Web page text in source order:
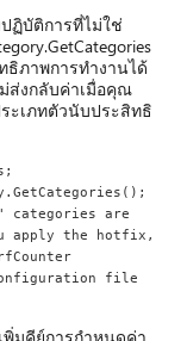
ฏิบัติการที่ไม่ใช่
ธิภาพการทํางานได้
ส่งกลับค่าเมื่อคุณ
ะเภทตัวนับประสิทธิ
categories are
apply the hotfix,
file